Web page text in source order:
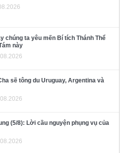
chúng ta yêu mến Bí tích Thánh Thể
này
sẽ tông du Uruguay, Argentina và
(5/8): Lời cầu nguyện phụng vụ của